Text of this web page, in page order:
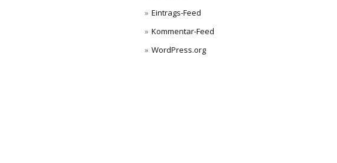
Eintrags-Feed
Kommentar-Feed
WordPress.org